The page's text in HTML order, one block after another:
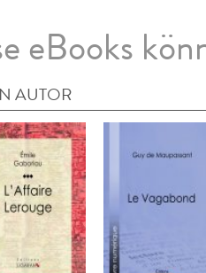
eBooks
AUTOR